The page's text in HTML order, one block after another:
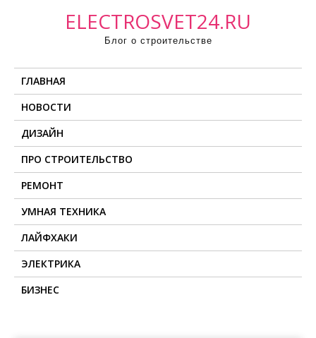
ELECTROSVET24.RU
Блог о строительстве
ГЛАВНАЯ
НОВОСТИ
ДИЗАЙН
ПРО СТРОИТЕЛЬСТВО
РЕМОНТ
УМНАЯ ТЕХНИКА
ЛАЙФХАКИ
ЭЛЕКТРИКА
БИЗНЕС